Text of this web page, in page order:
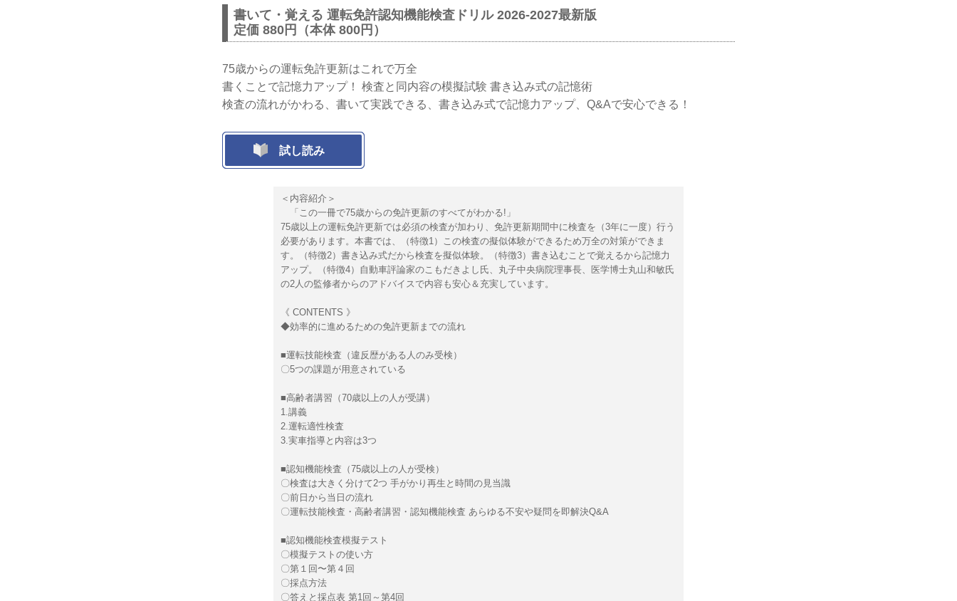
書いて・覚える 運転免許認知機能検査ドリル 2026-2027最新版
定価 880円（本体 800円）
75歳からの運転免許更新はこれで万全
書くことで記憶力アップ！ 検査と同内容の模擬試験 書き込み式の記憶術
検査の流れがかわる、書いて実践できる、書き込み式で記憶力アップ、Q&Aで安心できる！
試し読み
＜内容紹介＞
「この一冊で75歳からの免許更新のすべてがわかる!」
75歳以上の運転免許更新では必須の検査が加わり、免許更新期間中に検査を（3年に一度）行う
必要があります。本書では、（特徴1）この検査の擬似体験ができるため万全の対策ができま
す。（特徴2）書き込み式だから検査を擬似体験。（特徴3）書き込むことで覚えるから記憶力
アップ。（特徴4）自動車評論家のこもだきよし氏、丸子中央病院理事長、医学博士丸山和敏氏
の2人の監修者からのアドバイスで内容も安心＆充実しています。
《 CONTENTS 》
◆効率的に進めるための免許更新までの流れ
■運転技能検査（違反歴がある人のみ受検）
〇5つの課題が用意されている
■高齢者講習（70歳以上の人が受講）
1.講義
2.運転適性検査
3.実車指導と内容は3つ
■認知機能検査（75歳以上の人が受検）
〇検査は大きく分けて2つ 手がかり再生と時間の見当識
〇前日から当日の流れ
〇運転技能検査・高齢者講習・認知機能検査 あらゆる不安や疑問を即解決Q&A
■認知機能検査模擬テスト
〇模擬テストの使い方
〇第１回〜第４回
〇採点方法
〇答えと採点表 第1回～第4回